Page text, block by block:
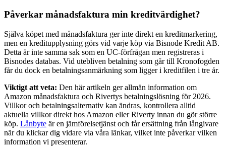
Påverkar månadsfaktura min kreditvärdighet?
Själva köpet med månadsfaktura ger inte direkt en kreditmarkering,
men en kreditupplysning görs vid varje köp via Bisnode Kredit AB.
Detta är inte samma sak som en UC-förfrågan men registreras i
Bisnodes databas. Vid utebliven betalning som går till Kronofogden
får du dock en betalningsanmärkning som ligger i kreditfilen i tre år.
Viktigt att veta: Den här artikeln ger allmän information om
Amazon månadsfaktura och Rivertys betalningslösning för 2026.
Villkor och betalningsalternativ kan ändras, kontrollera alltid
aktuella villkor direkt hos Amazon eller Riverty innan du gör större
köp. Lånbyte är en jämförelsetjänst och får ersättning från långivare
när du klickar dig vidare via våra länkar, vilket inte påverkar vilken
information vi presenterar.